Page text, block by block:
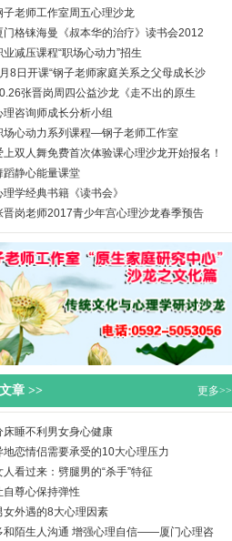
子老师工作室周五心理沙龙
门格铼海曼《叔本华的治疗》读书会2012
业减压课程“职场心动力”招生
8日开课“钢子老师家庭关系之父母成长沙
张晋岗周四公益沙龙《走不出的原生
理咨询师成长分析小组
场心动力系列课程—钢子老师工作室
上双人舞免费首次体验课心理沙龙开始报名！
蹈静心能量课堂
理学经典书籍《读书会》
晋岗老师2017青少年宫心理沙龙春季预告
章 >> 更多>>
床睡不利男女身心健康
地恋情侣需要承受的10大心理压力
人看过来：劈腿男的“杀手”特征
自尊心保持弹性
女外遇的8大心理因素
和陌生人沟通 增强心理自信——厦门心理咨